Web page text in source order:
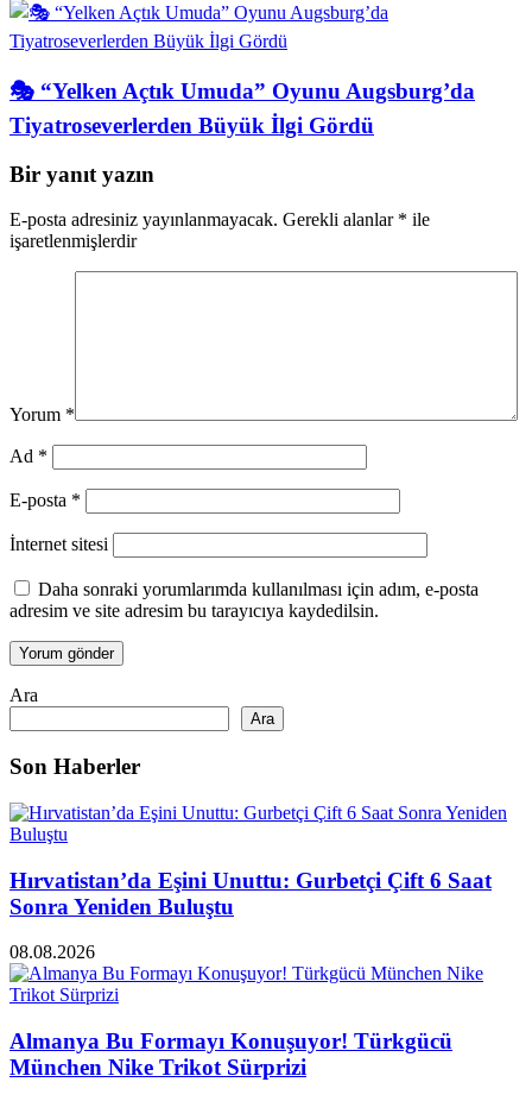
🎭 “Yelken Açtık Umuda” Oyunu Augsburg’da
Tiyatroseverlerden Büyük İlgi Gördü
Bir yanıt yazın
E-posta adresiniz yayınlanmayacak. Gerekli alanlar * ile
işaretlenmişlerdir
Yorum *
Ad *
E-posta *
İnternet sitesi
Daha sonraki yorumlarımda kullanılması için adım, e-posta
adresim ve site adresim bu tarayıcıya kaydedilsin.
Ara
Ara
Son Haberler
Hırvatistan’da Eşini Unuttu: Gurbetçi Çift 6 Saat
Sonra Yeniden Buluştu
08.08.2026
Almanya Bu Formayı Konuşuyor! Türkgücü
München Nike Trikot Sürprizi